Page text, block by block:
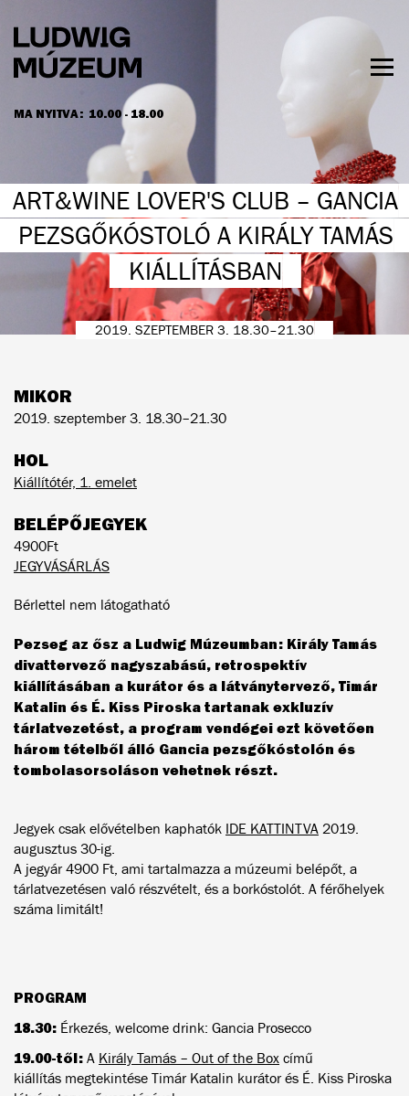
tartalomra
MA NYITVA: 10.00 - 18.00
NYITVATARTÁS ÉS JEGYÁRAK
ART&WINE LOVER'S CLUB – GANCIA
PEZSGŐKÓSTOLÓ A KIRÁLY TAMÁS
KIÁLLÍTÁSBAN
2019. SZEPTEMBER 3. 18.30–21.30
MIKOR
2019. szeptember 3. 18.30–21.30
HOL
Kiállítótér, 1. emelet
BELÉPŐJEGYEK
4900Ft
JEGYVÁSÁRLÁS
Bérlettel nem látogatható
Pezseg az ősz a Ludwig Múzeumban: Király Tamás
divattervező nagyszabású, retrospektív
kiállításában a kurátor és a látványtervező, Timár
Katalin és É. Kiss Piroska tartanak exkluzív
tárlatvezetést, a program vendégei ezt követően
három tételből álló Gancia pezsgőkóstolón és
tombolasorsoláson vehetnek részt.
Jegyek csak elővételben kaphatók IDE KATTINTVA 2019.
augusztus 30-ig.
A jegyár 4900 Ft, ami tartalmazza a múzeumi belépőt, a
tárlatvezetésen való részvételt, és a borkóstolót. A férőhelyek
száma limitált!
PROGRAM
18.30: Érkezés, welcome drink: Gancia Prosecco
19.00-től: A Király Tamás – Out of the Box című
kiállítás megtekintése Timár Katalin kurátor és É. Kiss Piroska